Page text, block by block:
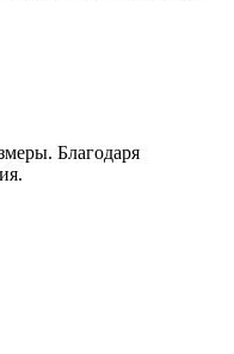
Благодаря